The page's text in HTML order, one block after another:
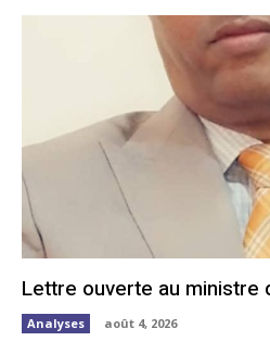
Lettre ouverte au ministre
Analyses août 4, 2026